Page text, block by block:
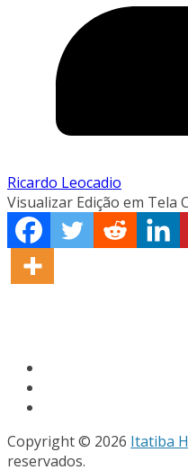
Ricardo Leocadio
Visualizar Edição em Tela
Copyright © 2026 Itatiba
reservados.